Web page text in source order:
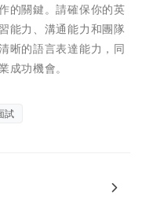
的關鍵。請確保你的英
能力、溝通能力和團隊
晰的語言表達能力，同
功機會。
試